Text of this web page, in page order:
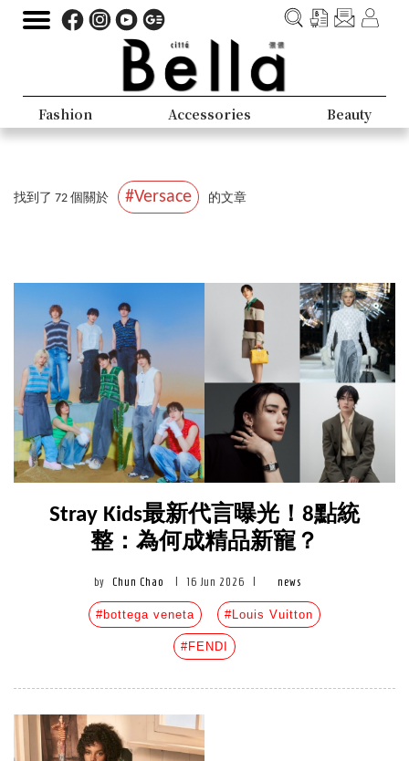
Fashion Accessories Beauty
找到了 72 個關於 #Versace 的文章
Stray Kids最新代言曝光！8點統
整：為何成精品新寵？
by Chun Chao 16 Jun 2026 news
#bottega veneta #Louis Vuitton
#FENDI